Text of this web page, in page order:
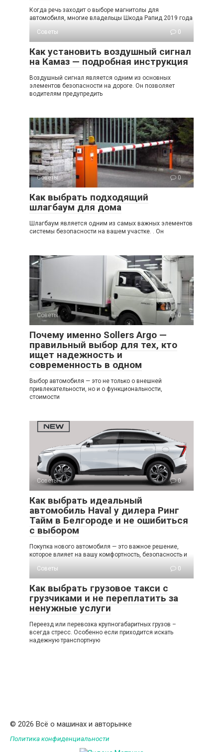
Когда речь заходит о выборе магнитолы для
автомобиля, многие владельцы Шкода Рапид 2019 года
Советы
0
Как установить воздушный сигнал
на Камаз — подробная инструкция
Воздушный сигнал является одним из основных
элементов безопасности на дороге. Он позволяет
водителям предупредить
Советы 0
Как выбрать подходящий
шлагбаум для дома
Шлагбаум является одним из самых важных элементов
системы безопасности на вашем участке. . Он
Советы 0
Почему именно Sollers Argo —
правильный выбор для тех, кто
ищет надежность и
современность в одном
Выбор автомобиля — это не только о внешней
привлекательности, но и о функциональности,
стоимости
Советы 0
Как выбрать идеальный
автомобиль Haval у дилера Ринг
Тайм в Белгороде и не ошибиться
с выбором
Покупка нового автомобиля — это важное решение,
которое влияет на вашу комфортность, безопасность и
Советы
0
Как выбрать грузовое такси с
грузчиками и не переплатить за
ненужные услуги
Переезд или перевозка крупногабаритных грузов –
всегда стресс. Особенно если приходится искать
надежную транспортную
© 2026 Всё о машинах и авторынке
Политика конфиденциальности